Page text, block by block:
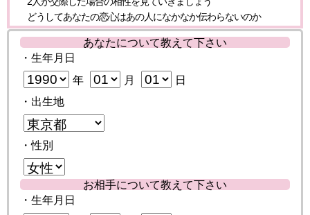
どうしてあなたの恋心はあの人になかなか伝わらないのか
あなたについて教えて下さい
・生年月日
年 月
日
・出生地
・性別
お相手について教えて下さい
・生年月日